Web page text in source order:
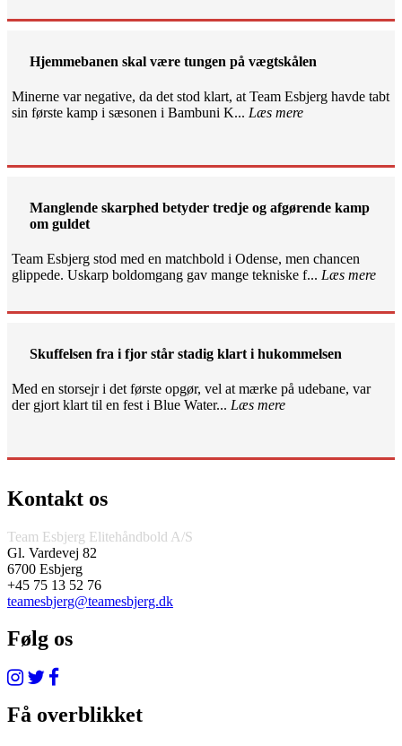
Hjemmebanen skal være tungen på vægtskålen
Minerne var negative, da det stod klart, at Team Esbjerg havde tabt
sin første kamp i sæsonen i Bambuni K... Læs mere
Manglende skarphed betyder tredje og afgørende kamp
om guldet
Team Esbjerg stod med en matchbold i Odense, men chancen
glippede. Uskarp boldomgang gav mange tekniske f... Læs mere
Skuffelsen fra i fjor står stadig klart i hukommelsen
Med en storsejr i det første opgør, vel at mærke på udebane, var
der gjort klart til en fest i Blue Water... Læs mere
Kontakt os
Team Esbjerg Elitehåndbold A/S
Gl. Vardevej 82
6700 Esbjerg
+45 75 13 52 76
teamesbjerg@teamesbjerg.dk
Følg os
Få overblikket